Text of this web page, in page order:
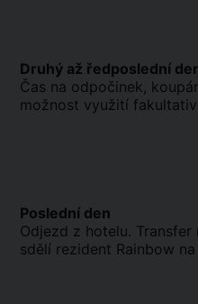
Druhý až ředposlední
Čas na odpočinek,
možnost využití
Poslední den
Odjezd z hotelu.
sdělí rezident Rainbow